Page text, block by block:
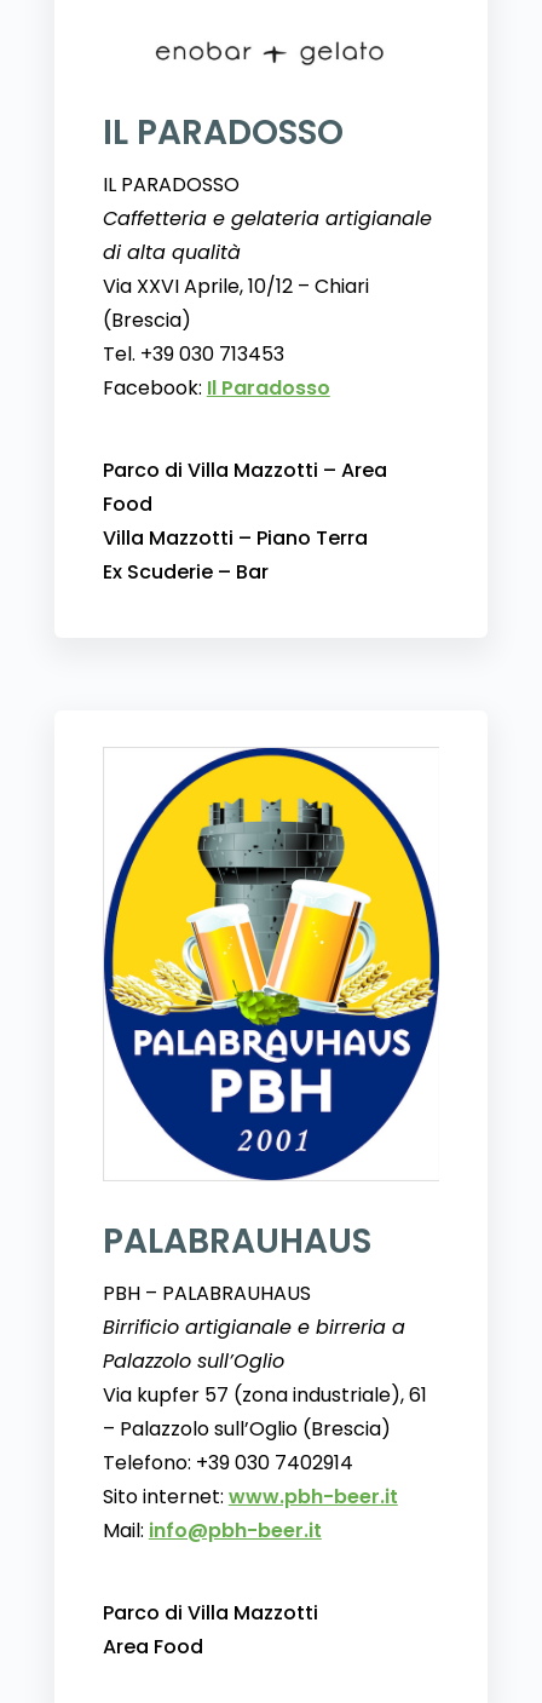
IL PARADOSSO
IL PARADOSSO
Caffetteria e gelateria artigianale
di alta qualità
Via XXVI Aprile, 10/12 – Chiari
(Brescia)
Tel. +39 030 713453
Facebook: Il Paradosso
Parco di Villa Mazzotti – Area
Food
Villa Mazzotti – Piano Terra
Ex Scuderie – Bar
PALABRAUHAUS
PBH – PALABRAUHAUS
Birrificio artigianale e birreria a
Palazzolo sull’Oglio
Via kupfer 57 (zona industriale), 61
– Palazzolo sull’Oglio (Brescia)
Telefono: +39 030 7402914
Sito internet: www.pbh-beer.it
Mail: info@pbh-beer.it
Parco di Villa Mazzotti
Area Food